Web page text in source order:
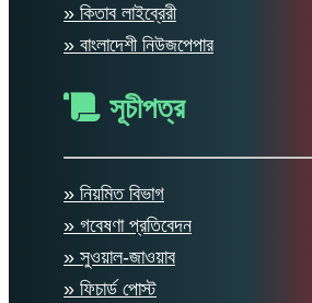
» কিতাব লাইব্রেরী
» বাংলাদেশী নিউজপেপার
সূচীপত্র
» নিয়মিত বিভাগ
» গবেষণা প্রতিবেদন
» সুওয়াল-জাওয়াব
» ফিচার্ড পোস্ট